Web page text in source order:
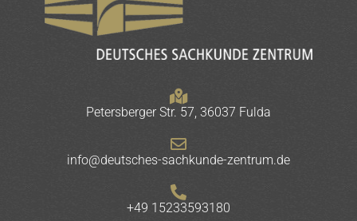
Petersberger Str. 57, 36037 Fulda
info@deutsches-sachkunde-zentrum.de
+49 15233593180